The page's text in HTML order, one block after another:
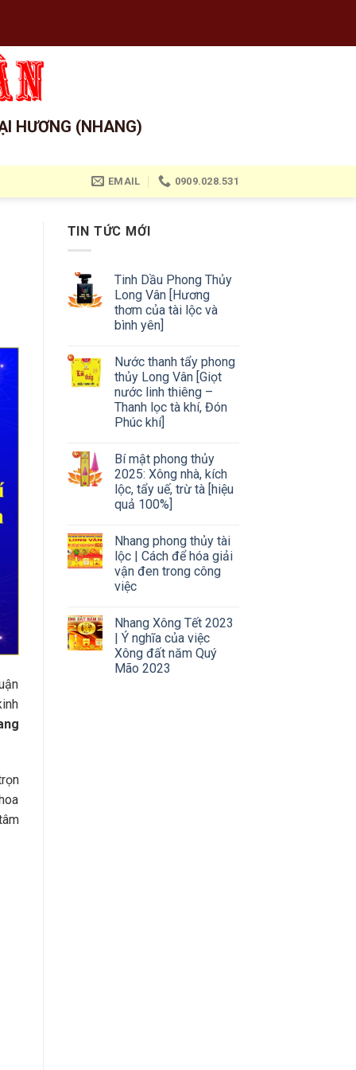
HƯƠNG (NHANG)
EMAIL 0909.028.531
TIN TỨC MỚI
Tinh Dầu Phong Thủy
Long Vân [Hương
thơm của tài lộc và
bình yên]
Nước thanh tẩy phong
thủy Long Vân [Giọt
nước linh thiêng –
Thanh lọc tà khí, Đón
Phúc khí]
Bí mật phong thủy
2025: Xông nhà, kích
lộc, tẩy uế, trừ tà [hiệu
quả 100%]
Nhang phong thủy tài
lộc | Cách để hóa giải
vận đen trong công
việc
Nhang Xông Tết 2023
| Ý nghĩa của việc
Xông đất năm Quý
Mão 2023